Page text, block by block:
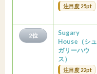
注目度 25pt
2位
Sugary
House（シュ
ガリーハウ
ス）
注目度 22pt